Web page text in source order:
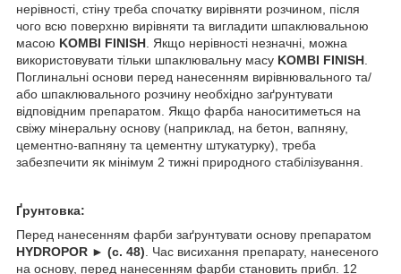
нерівності, стіну треба спочатку вирівняти розчином, після
чого всю поверхню вирівняти та вигладити шпаклювальною
масою KOMBI FINISH . Якщо нерівності незначні, можна
використовувати тільки шпаклювальну масу KOMBI FINISH
Поглинальні основи перед нанесенням вирівнювального та/
або шпаклювального розчину необхідно заґрунтувати
відповідним препаратом. Якщо фарба наноситиметься на
свіжу мінеральну основу (наприклад, на бетон, вапняну,
цементно-вапняну та цементну штукатурку), треба
забезпечити як мінімум 2 тижні природного стабілізування.
Ґрунтовка:
Перед нанесенням фарби заґрунтувати основу препаратом
HYDROPOR ► (с. 48) . Час висихання препарату, нанесеного
на основу, перед нанесенням фарби становить прибл. 12